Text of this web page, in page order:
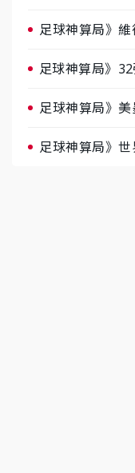
足球神算局》
足球神算局》
足球神算局》
足球神算局》